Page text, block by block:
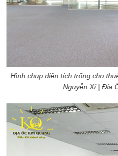
Hình chụp diện tích trống cho
Nguyễn Xí | Địa